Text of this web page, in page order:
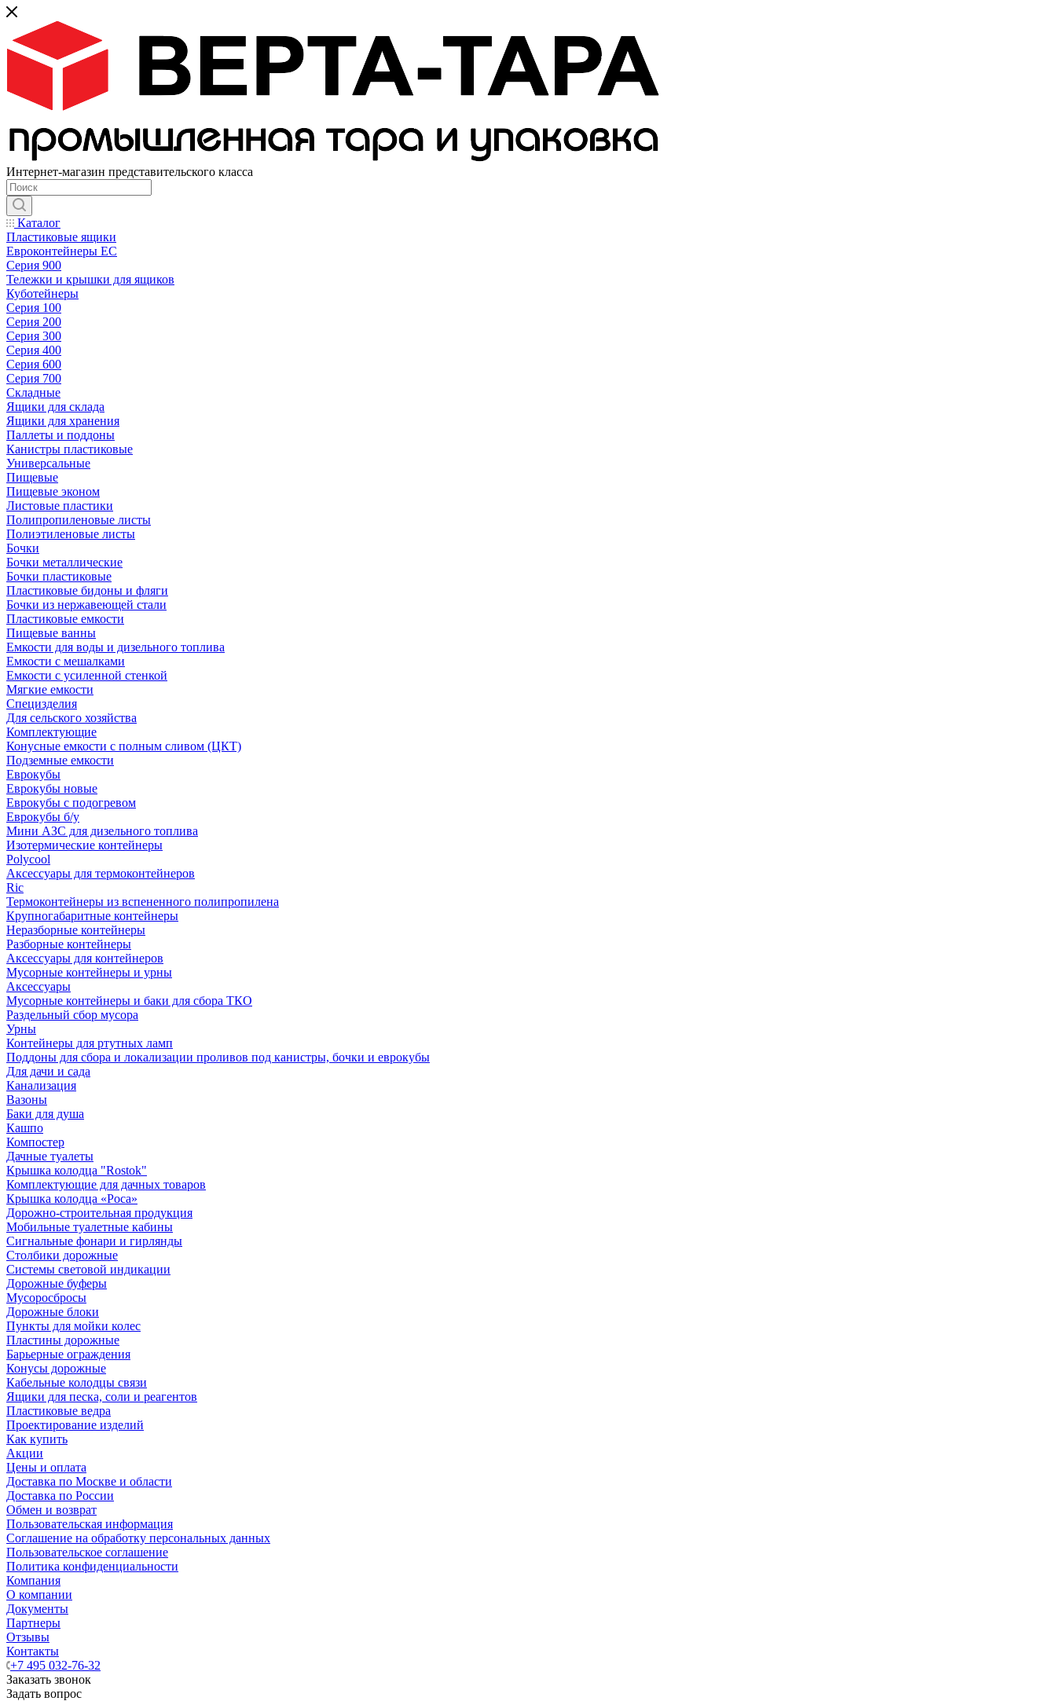
Интернет-магазин представительского класса
Каталог
Пластиковые ящики
Евроконтейнеры ЕС
Серия 900
Тележки и крышки для ящиков
Куботейнеры
Серия 100
Серия 200
Серия 300
Серия 400
Серия 600
Серия 700
Складные
Ящики для склада
Ящики для хранения
Паллеты и поддоны
Канистры пластиковые
Универсальные
Пищевые
Пищевые эконом
Листовые пластики
Полипропиленовые листы
Полиэтиленовые листы
Бочки
Бочки металлические
Бочки пластиковые
Пластиковые бидоны и фляги
Бочки из нержавеющей стали
Пластиковые емкости
Пищевые ванны
Емкости для воды и дизельного топлива
Емкости с мешалками
Емкости с усиленной стенкой
Мягкие емкости
Специзделия
Для сельского хозяйства
Комплектующие
Конусные емкости с полным сливом (ЦКТ)
Подземные емкости
Еврокубы
Еврокубы новые
Еврокубы с подогревом
Еврокубы б/у
Мини АЗС для дизельного топлива
Изотермические контейнеры
Polycool
Аксессуары для термоконтейнеров
Ric
Термоконтейнеры из вспененного полипропилена
Крупногабаритные контейнеры
Неразборные контейнеры
Разборные контейнеры
Аксессуары для контейнеров
Мусорные контейнеры и урны
Аксессуары
Мусорные контейнеры и баки для сбора ТКО
Раздельный сбор мусора
Урны
Контейнеры для ртутных ламп
Поддоны для сбора и локализации проливов под канистры, бочки и еврокубы
Для дачи и сада
Канализация
Вазоны
Баки для душа
Кашпо
Компостер
Дачные туалеты
Крышка колодца "Rostok"
Комплектующие для дачных товаров
Крышка колодца «Роса»
Дорожно-строительная продукция
Мобильные туалетные кабины
Сигнальные фонари и гирлянды
Столбики дорожные
Системы световой индикации
Дорожные буферы
Мусоросбросы
Дорожные блоки
Пункты для мойки колес
Пластины дорожные
Барьерные ограждения
Конусы дорожные
Кабельные колодцы связи
Ящики для песка, соли и реагентов
Пластиковые ведра
Проектирование изделий
Как купить
Акции
Цены и оплата
Доставка по Москве и области
Доставка по России
Обмен и возврат
Пользовательская информация
Соглашение на обработку персональных данных
Пользовательское соглашение
Политика конфиденциальности
Компания
О компании
Документы
Партнеры
Отзывы
Контакты
+7 495 032-76-32
Заказать звонок
Задать вопрос